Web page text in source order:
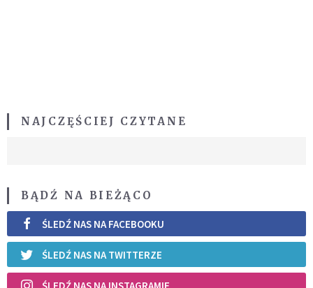
NAJCZĘŚCIEJ CZYTANE
BĄDŹ NA BIEŻĄCO
ŚLEDŹ NAS NA FACEBOOKU
ŚLEDŹ NAS NA TWITTERZE